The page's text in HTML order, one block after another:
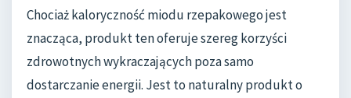
Chociaż kaloryczność miodu rzepakowego jest
znacząca, produkt ten oferuje szereg korzyści
zdrowotnych wykraczających poza samo
dostarczanie energii. Jest to naturalny produkt o